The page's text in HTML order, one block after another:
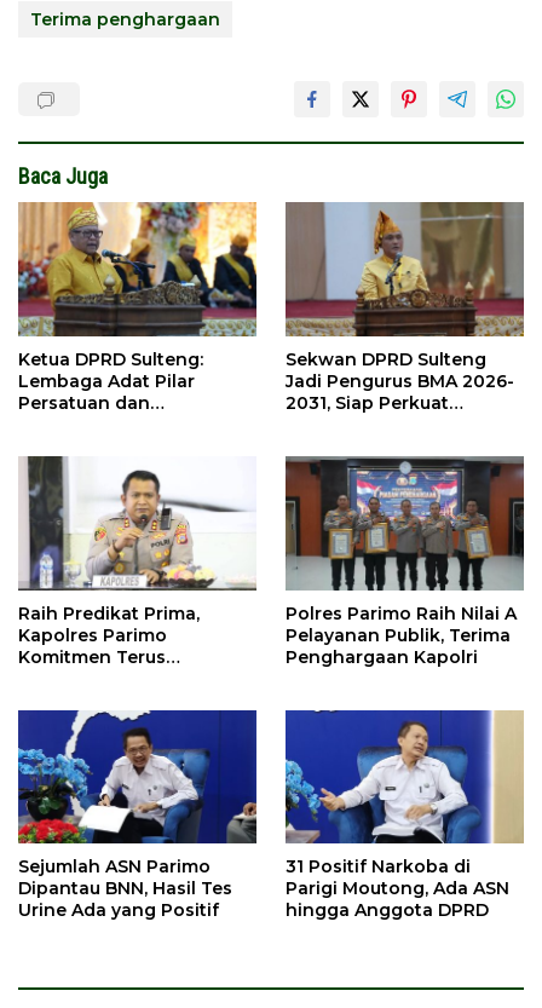
Terima penghargaan
Baca Juga
Ketua DPRD Sulteng:
Lembaga Adat Pilar
Persatuan dan
Sekwan DPRD Sulteng
Jadi Pengurus BMA 2026-
2031, Siap Perkuat
Raih Predikat Prima,
Kapolres Parimo
Komitmen Terus
Polres Parimo Raih Nilai A
Pelayanan Publik, Terima
Penghargaan Kapolri
Sejumlah ASN Parimo
Dipantau BNN, Hasil Tes
Urine Ada yang Positif
31 Positif Narkoba di
Parigi Moutong, Ada ASN
hingga Anggota DPRD